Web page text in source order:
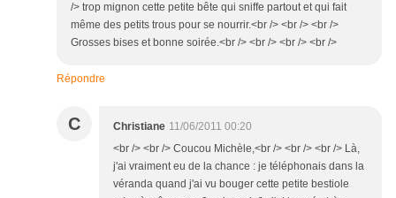
/> trop mignon cette petite bête qui sniffe partout et qui fait
même des petits trous pour se nourrir.<br /> <br /> <br />
Grosses bises et bonne soirée.<br /> <br /> <br /> <br />
Répondre
C Christiane 11/06/2011 00:20
<br /> <br /> Coucou Michèle,<br /> <br /> <br /> Là,
j'ai vraiment eu de la chance : je téléphonais dans la
véranda quand j'ai vu bouger cette petite bestiole